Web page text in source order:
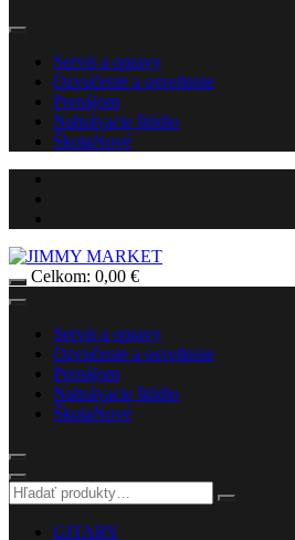
Servis a opravy
Ozvučenie a osvetlenie
Prenájom
Nahrávacie štúdio
ŠkolaNové
Celkom: 0,00 €
Servis a opravy
Ozvučenie a osvetlenie
Prenájom
Nahrávacie štúdio
ŠkolaNové
GITARY